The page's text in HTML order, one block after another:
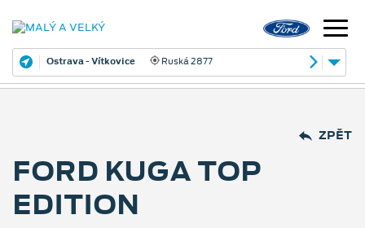
Ostrava - Vítkovice Ruská 2877
ZPĚT
FORD KUGA TOP
EDITION